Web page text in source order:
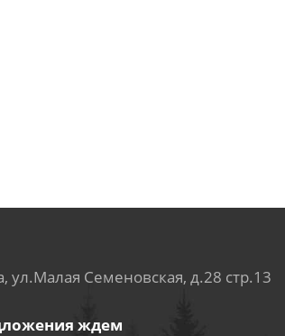
ул.Малая Семеновская, д.28 стр.13
ждем